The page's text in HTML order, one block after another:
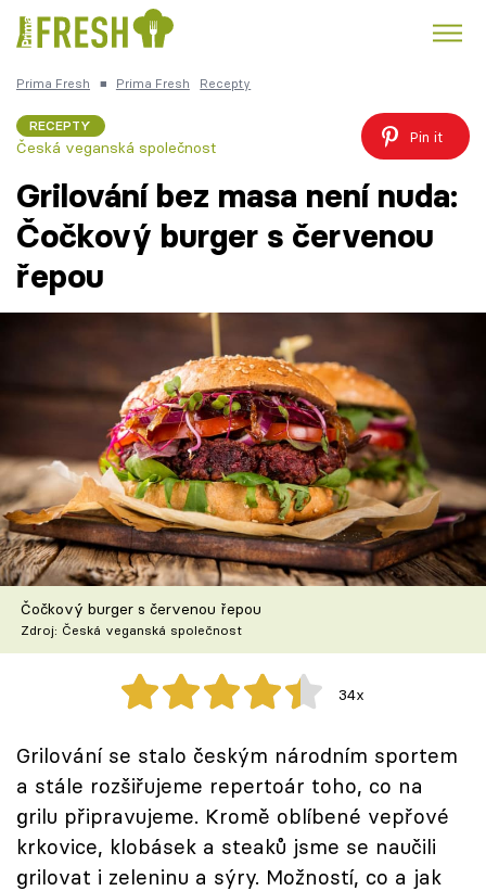
Česká kuchyně Čokoláda
Témata
Články
TV Program
Škola vaření
Recepty z TV
Speciál: Cuketa
Těhotnej kuchař
Přihlášení
Sledujte nás
Prima Fresh ■ Prima Fresh Recepty
RECEPTY
Česká veganská společnost
Pin it
Grilování bez masa není nuda:
Čočkový burger s červenou
řepou
Čočkový burger s červenou řepou
Zdroj: Česká veganská společnost
34x
Grilování se stalo českým národním sportem
a stále rozšiřujeme repertoár toho, co na
grilu připravujeme. Kromě oblíbené vepřové
krkovice, klobásek a steaků jsme se naučili
grilovat i zeleninu a sýry. Možností, co a jak